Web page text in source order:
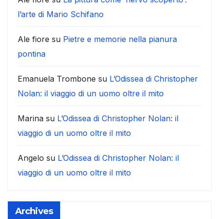
l’arte di Mario Schifano
Ale fiore su Pietre e memorie nella pianura
pontina
Emanuela Trombone su L’Odissea di Christopher
Nolan: il viaggio di un uomo oltre il mito
Marina su L’Odissea di Christopher Nolan: il
viaggio di un uomo oltre il mito
Angelo su L’Odissea di Christopher Nolan: il
viaggio di un uomo oltre il mito
Archives